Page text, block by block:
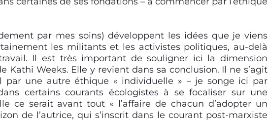
par mes soins) développent les idées que je viens
les militants et les activistes politiques, au-delà
Il est très important de souligner ici la dimension
Weeks. Elle y revient dans sa conclusion. Il ne s’agit
par une autre éthique « individuelle » – je songe ici par
certains courants écologistes à se focaliser sur une
ce serait avant tout « l’affaire de chacun d’adopter un
de l’autrice, qui s’inscrit dans le courant post-marxiste